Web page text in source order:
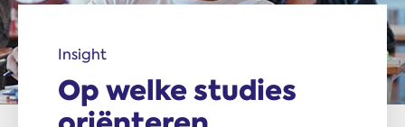
Insight
Op welke studies